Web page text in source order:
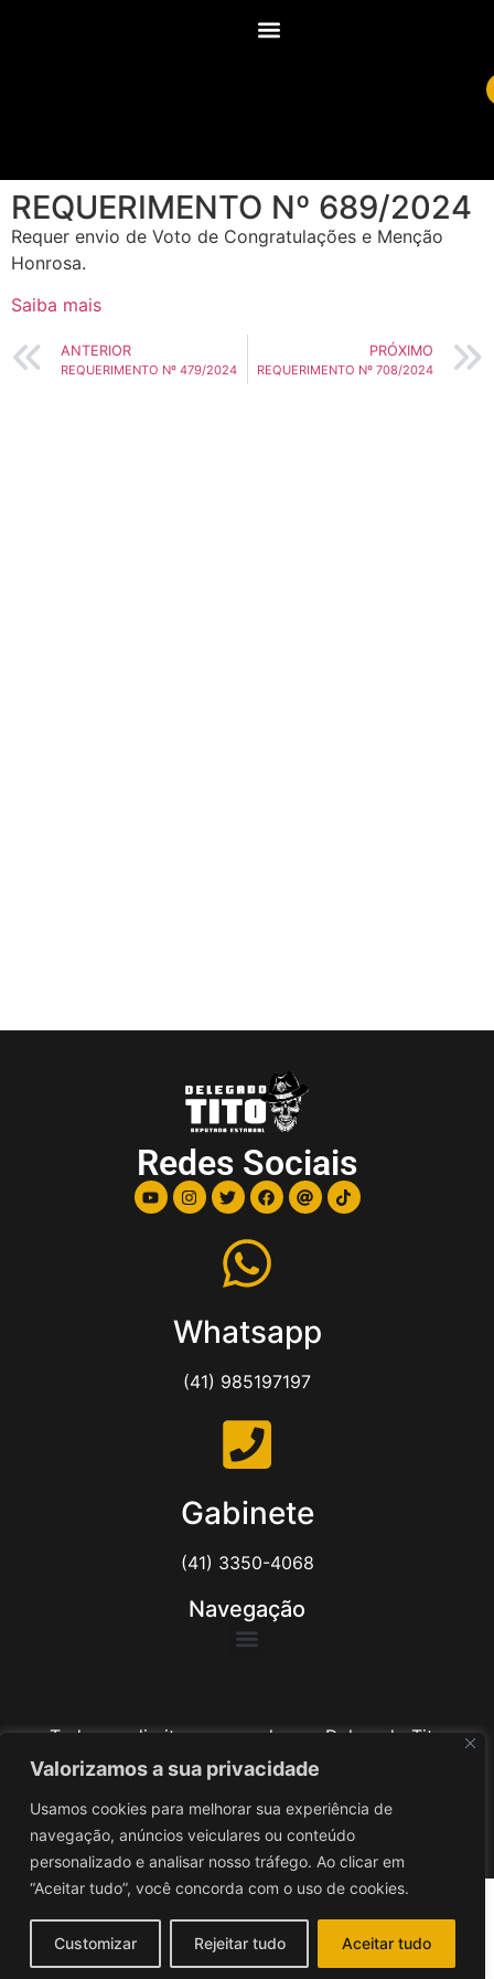
Valorizamos a sua privacidade
Usamos cookies para melhorar sua experiência de
navegação, anúncios veiculares ou conteúdo
personalizado e analisar nosso tráfego. Ao clicar em
“Aceitar tudo”, você concorda com o uso de cookies.
Customizar Rejeitar tudo Aceitar tudo
REQUERIMENTO Nº 689/2024
Requer envio de Voto de Congratulações e Menção
Honrosa.
Saiba mais
ANTERIOR
REQUERIMENTO Nº 479/2024
PRÓXIMO
REQUERIMENTO Nº 708/2024
Redes Sociais
Whatsapp
(41) 985197197
Gabinete
(41) 3350-4068
Navegação
Todos os direitos reservados ao Delegado Tito
Barichello
Desenvolvido poriv3